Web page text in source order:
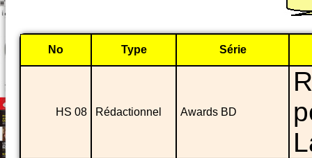
No Type Série
HS 08 Rédactionnel Awards BD